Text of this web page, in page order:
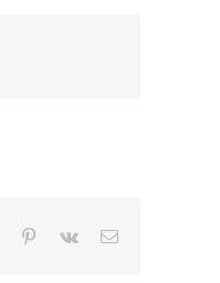
Tumblr Pinterest
Vk
E-